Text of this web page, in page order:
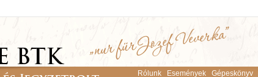
Rólunk Események Gépeskönyv